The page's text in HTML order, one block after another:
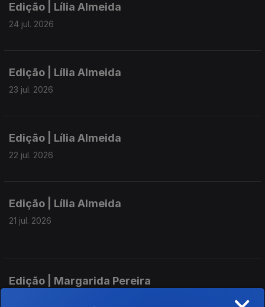
Edição | Lília Almeida
24 jul. 2026
Edição | Lília Almeida
23 jul. 2026
Edição | Lília Almeida
22 jul. 2026
Edição | Lília Almeida
21 jul. 2026
Edição | Margarida Pereira